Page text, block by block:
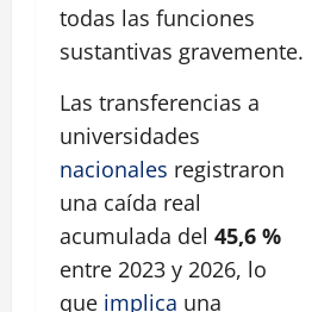
todas las funciones
sustantivas gravemente.
Las transferencias a
universidades
nacionales registraron
una caída real
acumulada del 45,6 %
entre 2023 y 2026, lo
que implica una